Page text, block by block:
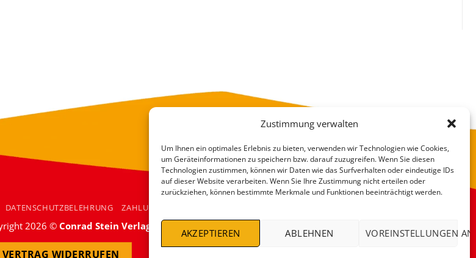
Zustimmung verwalten
Um Ihnen ein optimales Erlebnis zu bieten, verwenden wir Technologien wie Cookies,
um Geräteinformationen zu speichern bzw. darauf zuzugreifen. Wenn Sie diesen
Technologien zustimmen, können wir Daten wie das Surfverhalten oder eindeutige IDs
auf dieser Website verarbeiten. Wenn Sie Ihre Zustimmung nicht erteilen oder
zurückziehen, können bestimmte Merkmale und Funktionen beeinträchtigt werden.
AKZEPTIEREN ABLEHNEN VOREINSTELLUNGEN
DATENSCHUTZBELEHRUNG ZAHLUNGSARTEN
2026 © Conrad Stein Verlag
VERTRAG WIDERRUFEN